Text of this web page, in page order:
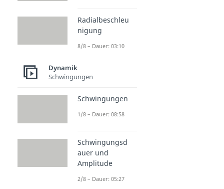
Radialbeschleu
nigung
8/8 – Dauer: 03:10
Dynamik
Schwingungen
Schwingungen
1/8 – Dauer: 08:58
Schwingungsd
auer und
Amplitude
2/8 – Dauer: 05:27